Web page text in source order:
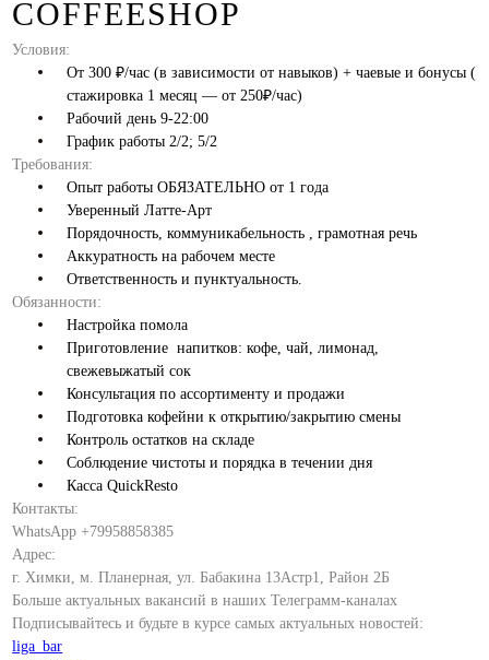
COFFEESHOP
Условия:
От 300 ₽/час (в зависимости от навыков) + чаевые и бонусы (
стажировка 1 месяц — от 250₽/час)
Рабочий день 9-22:00
График работы 2/2; 5/2
Требования:
Опыт работы ОБЯЗАТЕЛЬНО от 1 года
Уверенный Латте-Арт
Порядочность, коммуникабельность , грамотная речь
Аккуратность на рабочем месте
Ответственность и пунктуальность.
Обязанности:
Настройка помола
Приготовление напитков: кофе, чай, лимонад,
свежевыжатый сок
Консультация по ассортименту и продажи
Подготовка кофейни к открытию/закрытию смены
Контроль остатков на складе
Соблюдение чистоты и порядка в течении дня
Касса QuickResto
Контакты:
WhatsApp +79958858385
Адрес:
г. Химки, м. Планерная, ул. Бабакина 13Астр1, Район 2Б
Больше актуальных вакансий в наших Телеграмм-каналах
Подписывайтесь и будьте в курсе самых актуальных новостей:
liga_bar